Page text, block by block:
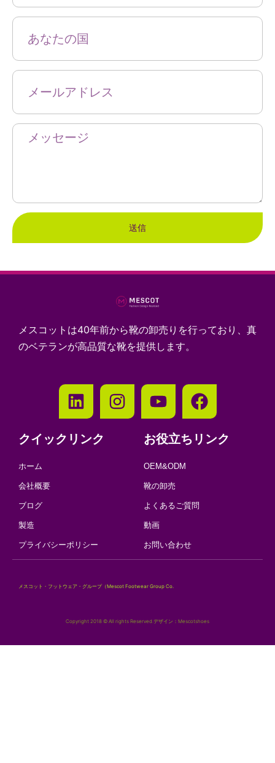
送信
メスコットは40年前から靴の卸売りを行っており、真
のベテランが高品質な靴を提供します。
クイックリンク
ホーム
会社概要
ブログ
製造
プライバシーポリシー
お役立ちリンク
OEM&ODM
靴の卸売
よくあるご質問
動画
お問い合わせ
メスコット・フットウェア・グループ（Mescot Footwear Group Co.
Copyright 2018 © All rights Reserved.デザイン：Mescotshoes